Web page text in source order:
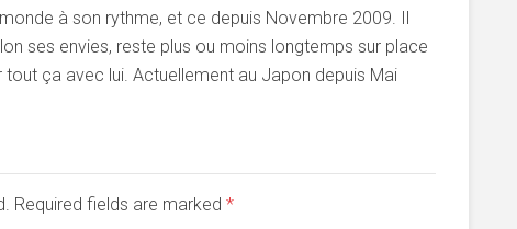
à son rythme, et ce depuis Novembre 2009. Il
ses envies, reste plus ou moins longtemps sur place
ça avec lui. Actuellement au Japon depuis Mai
Required fields are marked *